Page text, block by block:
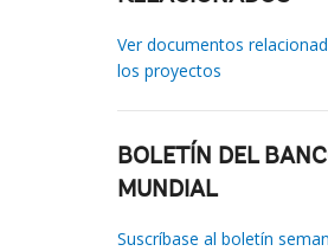
Ver documentos
los proyectos
BOLETÍN DEL
MUNDIAL
Suscríbase al boletín